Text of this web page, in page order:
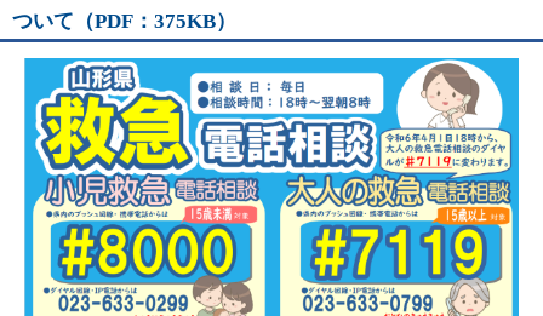
ついて（PDF：375KB）